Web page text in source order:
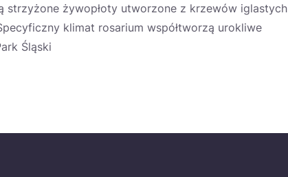
strzyżone żywopłoty utworzone z krzewów iglastych
klimat rosarium współtworzą urokliwe
Śląski